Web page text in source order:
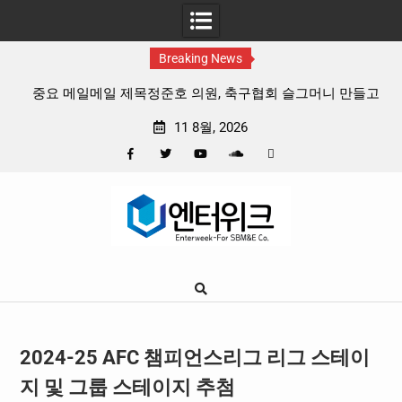
Breaking News
중요 메일메일 제목정준호 의원, 축구협회 슬그머니 만들고
11 8월, 2026
Google
2024-25 AFC 챔피언스리그 리그 스테이
지 및 그룹 스테이지 추첨